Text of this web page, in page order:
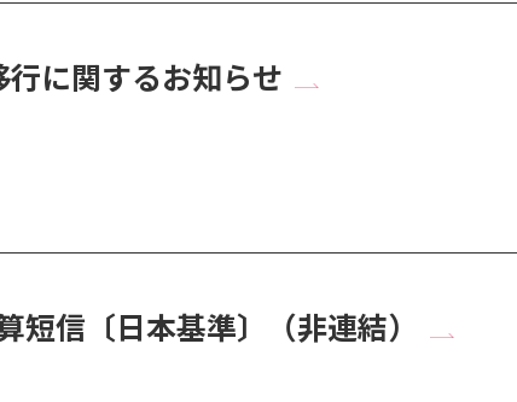
に関するお知らせ
短信〔日本基準〕（非連結）